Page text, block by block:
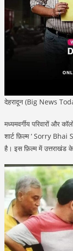
देहरादून (Big News
मध्यमवर्गीय परिवारों और
शार्ट फ़िल्म ‘ Sorry Bhai
है। इस फ़िल्म में उत्तराखंड के